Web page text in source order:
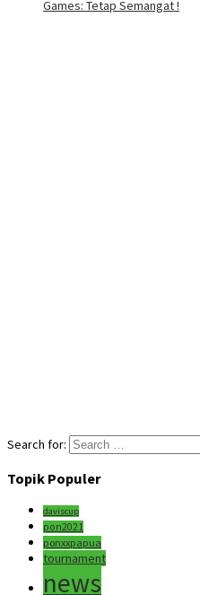
Games: Tetap Semangat !
Search for:
Topik Populer
daviscup
pon2021
ponxxpapua
tournament
news